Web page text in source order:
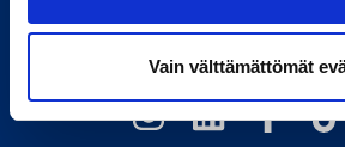
Vain välttämättömät
/Latvia/Liettua/Norja